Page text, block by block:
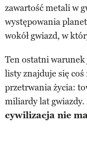
zawartość metali w
występowania
wokół gwiazd, w
Ten ostatni warunek
listy znajduje się
przetrwania życia:
miliardy lat gwiazdy.
cywilizacja nie